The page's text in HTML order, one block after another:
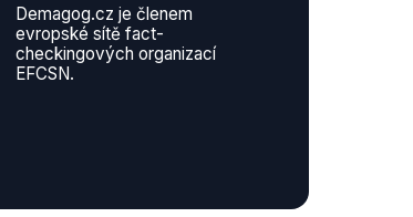
Demagog.cz je členem
evropské sítě fact-
checkingových organizací
EFCSN.